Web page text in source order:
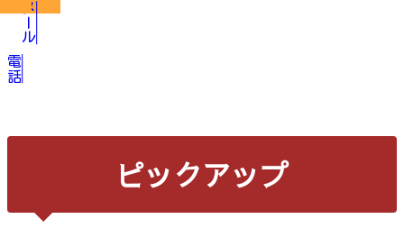
メール
電話
ピックアップ